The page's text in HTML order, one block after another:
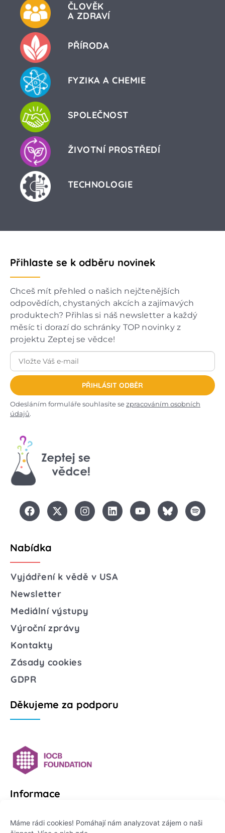
Máme rádi cookies! Pomáhají nám analyzovat zájem o naši
ČLOVĚK
A ZDRAVÍ
PŘÍRODA
FYZIKA A CHEMIE
SPOLEČNOST
ŽIVOTNÍ PROSTŘEDÍ
TECHNOLOGIE
Přihlaste se k odběru novinek
Chceš mít přehled o našich nejčtenějších
odpovědích, chystaných akcích a zajímavých
produktech? Přihlas si náš newsletter a každý
měsíc ti dorazí do schránky TOP novinky z
projektu Zeptej se vědce!
PŘIHLÁSIT ODBĚR
Odesláním formuláře souhlasíte sezpracováním osobních
údajů.
Nabídka
Vyjádření k vědě v USA
Newsletter
Mediální výstupy
Výroční zprávy
Kontakty
Zásady cookies
GDPR
Děkujeme za podporu
Informace
Platformu Zeptej se vědce provozuje: